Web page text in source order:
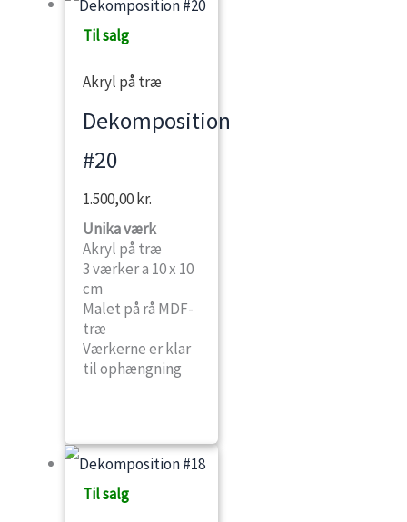
Til salg
Akryl på træ
Dekomposition
#20
1.500,00kr.
Unika værk
Akryl på træ
3 værker a 10 x 10
cm
Malet på rå MDF-
træ
Værkerne er klar
til ophængning
Til salg